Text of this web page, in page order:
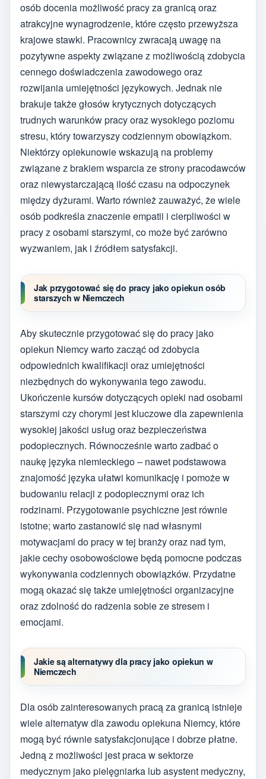
osób docenia możliwość pracy za granicą oraz
atrakcyjne wynagrodzenie, które często przewyższa
krajowe stawki. Pracownicy zwracają uwagę na
pozytywne aspekty związane z możliwością zdobycia
cennego doświadczenia zawodowego oraz
rozwijania umiejętności językowych. Jednak nie
brakuje także głosów krytycznych dotyczących
trudnych warunków pracy oraz wysokiego poziomu
stresu, który towarzyszy codziennym obowiązkom.
Niektórzy opiekunowie wskazują na problemy
związane z brakiem wsparcia ze strony pracodawców
oraz niewystarczającą ilość czasu na odpoczynek
między dyżurami. Warto również zauważyć, że wiele
osób podkreśla znaczenie empatii i cierpliwości w
pracy z osobami starszymi, co może być zarówno
wyzwaniem, jak i źródłem satysfakcji.
Jak przygotować się do pracy jako opiekun osób
starszych w Niemczech
Aby skutecznie przygotować się do pracy jako
opiekun Niemcy warto zacząć od zdobycia
odpowiednich kwalifikacji oraz umiejętności
niezbędnych do wykonywania tego zawodu.
Ukończenie kursów dotyczących opieki nad osobami
starszymi czy chorymi jest kluczowe dla zapewnienia
wysokiej jakości usług oraz bezpieczeństwa
podopiecznych. Równocześnie warto zadbać o
naukę języka niemieckiego – nawet podstawowa
znajomość języka ułatwi komunikację i pomoże w
budowaniu relacji z podopiecznymi oraz ich
rodzinami. Przygotowanie psychiczne jest równie
istotne; warto zastanowić się nad własnymi
motywacjami do pracy w tej branży oraz nad tym,
jakie cechy osobowościowe będą pomocne podczas
wykonywania codziennych obowiązków. Przydatne
mogą okazać się także umiejętności organizacyjne
oraz zdolność do radzenia sobie ze stresem i
emocjami.
Jakie są alternatywy dla pracy jako opiekun w
Niemczech
Dla osób zainteresowanych pracą za granicą istnieje
wiele alternatyw dla zawodu opiekuna Niemcy, które
mogą być równie satysfakcjonujące i dobrze płatne.
Jedną z możliwości jest praca w sektorze
medycznym jako pielęgniarka lub asystent medyczny,